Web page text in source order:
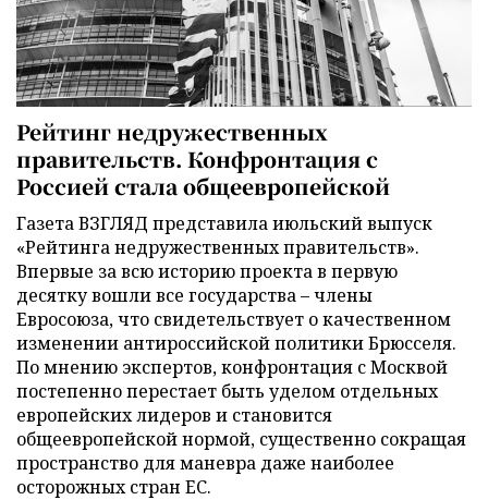
Рейтинг недружественных
правительств. Конфронтация с
Россией стала общеевропейской
Газета ВЗГЛЯД представила июльский выпуск
«Рейтинга недружественных правительств».
Впервые за всю историю проекта в первую
десятку вошли все государства – члены
Евросоюза, что свидетельствует о качественном
изменении антироссийской политики Брюсселя.
По мнению экспертов, конфронтация с Москвой
постепенно перестает быть уделом отдельных
европейских лидеров и становится
общеевропейской нормой, существенно сокращая
пространство для маневра даже наиболее
осторожных стран ЕС.